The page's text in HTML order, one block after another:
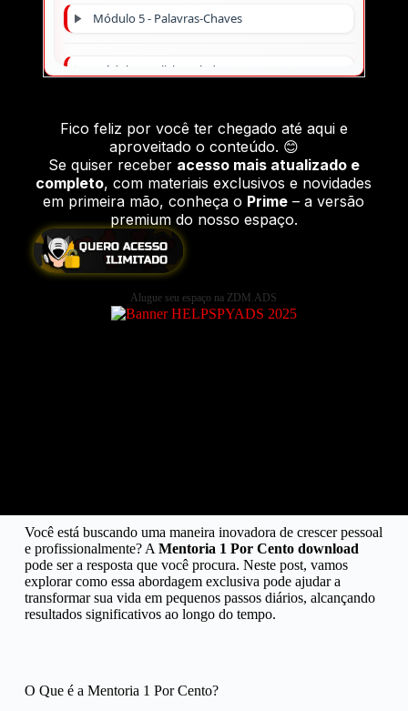
Módulo 5 - Palavras-Chaves
Módulo 6 - ClickBank do Zero
Módulo 7 - Bing Ads - Avançado
Módulo 8 - Garimpagem e Escolha de Produtos
Módulo 10 - Otimização
Módulo 15 - [Estratégia BÔNUS] VÍDEO REVIEW com Jhef - Método Validado 2023
Módulo 16 - Digistore24 do Zero
Módulo 18 - Contingência Para Bing Ads
Fico feliz por você ter chegado até aqui e
aproveitado o conteúdo. 😊
Se quiser receber acesso mais atualizado e
completo, com materiais exclusivos e novidades
em primeira mão, conheça o Prime – a versão
premium do nosso espaço.
Alugue seu espaço na ZDM.ADS
Você está buscando uma maneira inovadora de crescer pessoal
e profissionalmente? A Mentoria 1 Por Cento download
pode ser a resposta que você procura. Neste post, vamos
explorar como essa abordagem exclusiva pode ajudar a
transformar sua vida em pequenos passos diários, alcançando
resultados significativos ao longo do tempo.
O Que é a Mentoria 1 Por Cento?